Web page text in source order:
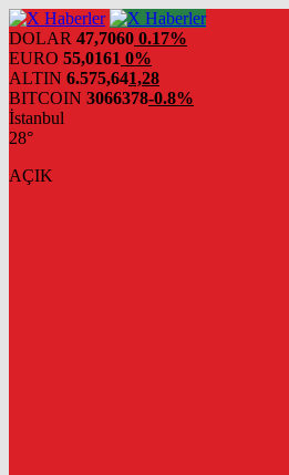
DOLAR 47,7060 0.17%
EURO 55,0161 0%
ALTIN 6.575,641,28
BITCOIN 3066378-0.8%
İstanbul
28°
AÇIK